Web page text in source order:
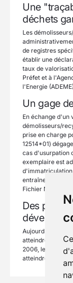
Une
déchets
Les
de registres
établir une
taux de
Préfet et à
l'Energie
Un gage
En échange d'un
démolisseurs/
prise en charge
12514*01)
cas d'usurpation
exemplaire est
entraînera
Fichier National
Des
Aujourd'hui, les
atteindre les
2006, le taux de
atteindre 85 %